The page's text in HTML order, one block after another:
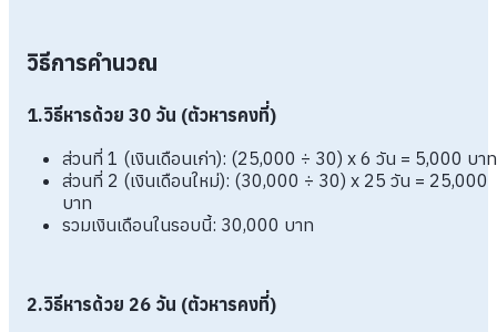
วิธีการคำนวณ
1.วิธีหารด้วย 30 วัน (ตัวหารคงที่)
ส่วนที่ 1 (เงินเดือนเก่า): (25,000 ÷ 30) x 6 วัน = 5,000 บาท
ส่วนที่ 2 (เงินเดือนใหม่): (30,000 ÷ 30) x 25 วัน = 25,000
บาท
รวมเงินเดือนในรอบนี้: 30,000 บาท
2.วิธีหารด้วย 26 วัน (ตัวหารคงที่)